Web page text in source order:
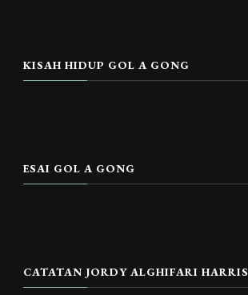
KISAH HIDUP GOL A GONG
ESAI GOL A GONG
CATATAN JORDY ALGHIFARI HARRIS